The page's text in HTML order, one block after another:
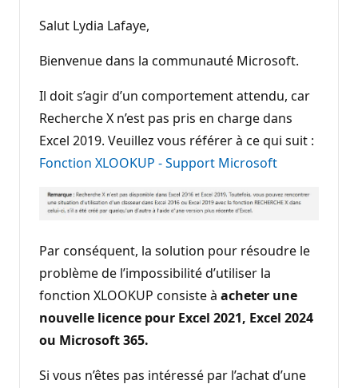
Salut Lydia Lafaye,
Bienvenue dans la communauté Microsoft.
Il doit s’agir d’un comportement attendu, car
Recherche X n’est pas pris en charge dans
Excel 2019. Veuillez vous référer à ce qui suit :
Fonction XLOOKUP - Support Microsoft
Par conséquent, la solution pour résoudre le
problème de l’impossibilité d’utiliser la
fonction XLOOKUP consiste à acheter une
nouvelle licence pour Excel 2021, Excel 2024
ou Microsoft 365.
Si vous n’êtes pas intéressé par l’achat d’une